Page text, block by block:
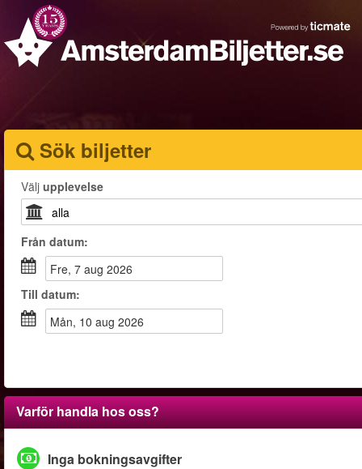
Sök biljetter
Välj upplevelse
Från datum:
fre, 7 aug 2026
Till datum:
mån, 10 aug 2026
Varför handla hos oss?
Inga bokningsavgifter